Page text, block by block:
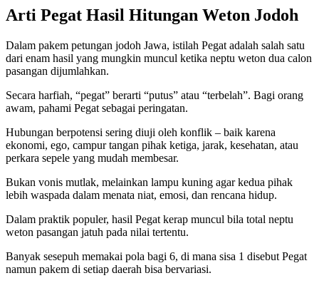
Arti Pegat Hasil Hitungan Weton Jodoh
Dalam pakem petungan jodoh Jawa, istilah Pegat adalah salah satu
dari enam hasil yang mungkin muncul ketika neptu weton dua calon
pasangan dijumlahkan.
Secara harfiah, “pegat” berarti “putus” atau “terbelah”. Bagi orang
awam, pahami Pegat sebagai peringatan.
Hubungan berpotensi sering diuji oleh konflik – baik karena
ekonomi, ego, campur tangan pihak ketiga, jarak, kesehatan, atau
perkara sepele yang mudah membesar.
Bukan vonis mutlak, melainkan lampu kuning agar kedua pihak
lebih waspada dalam menata niat, emosi, dan rencana hidup.
Dalam praktik populer, hasil Pegat kerap muncul bila total neptu
weton pasangan jatuh pada nilai tertentu.
Banyak sesepuh memakai pola bagi 6, di mana sisa 1 disebut Pegat
namun pakem di setiap daerah bisa bervariasi.